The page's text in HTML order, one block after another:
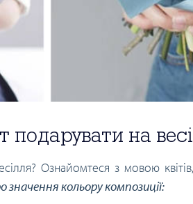
подарувати на
Ознайомтеся з мовою
кольору композиції: